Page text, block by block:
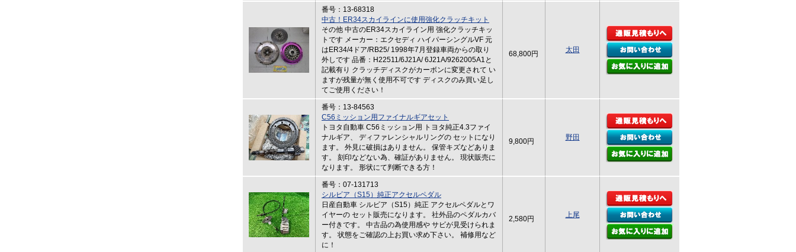
番号：13-68318
中古！ER34スカイラインに使用強化クラッチキット
その他 中古のER34スカイライン用 強化クラッチキッ
トです メーカー：エクセディ ハイパーシングルVF 元
はER34/4ドア/RB25/ 1998年7月登録車両からの取り
外しです 品番：H22511/6J21A/ 6J21A/9262005A1と
記載有り クラッチディスクがカーボンに変更されて い
ますが残量が無く使用不可です ディスクのみ買い足し
てご使用ください！
68,800円 太田
番号：13-84563
C56ミッション用ファイナルギアセット
トヨタ自動車 C56ミッション用 トヨタ純正4.3ファイ
ナルギア、 ディファレンシャルリングの セットになり
ます。 外見に破損はありません。 保管キズなどありま
す。 刻印などない為、確証がありません。 現状販売に
なります。 形状にて判断できる方！
9,800円 野田
番号：07-131713
シルビア（S15）純正アクセルペダル
日産自動車 シルビア（S15）純正 アクセルペダルとワ
イヤーの セット販売になります。 社外品のペダルカバ
ー付きです。 中古品の為使用感や サビが見受けられま
す。 状態をご確認の上お買い求め下さい。 補修用など
に！
2,580円 上尾